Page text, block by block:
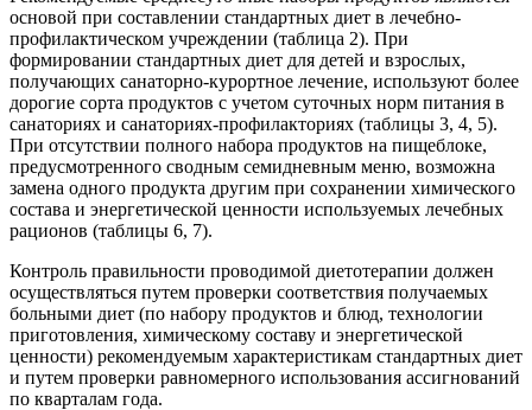
основой при составлении стандартных диет в лечебно-
профилактическом учреждении (таблица 2). При
формировании стандартных диет для детей и взрослых,
получающих санаторно-курортное лечение, используют более
дорогие сорта продуктов с учетом суточных норм питания в
санаториях и санаториях-профилакториях (таблицы 3, 4, 5).
При отсутствии полного набора продуктов на пищеблоке,
предусмотренного сводным семидневным меню, возможна
замена одного продукта другим при сохранении химического
состава и энергетической ценности используемых лечебных
рационов (таблицы 6, 7).
Контроль правильности проводимой диетотерапии должен
осуществляться путем проверки соответствия получаемых
больными диет (по набору продуктов и блюд, технологии
приготовления, химическому составу и энергетической
ценности) рекомендуемым характеристикам стандартных диет
и путем проверки равномерного использования ассигнований
по кварталам года.